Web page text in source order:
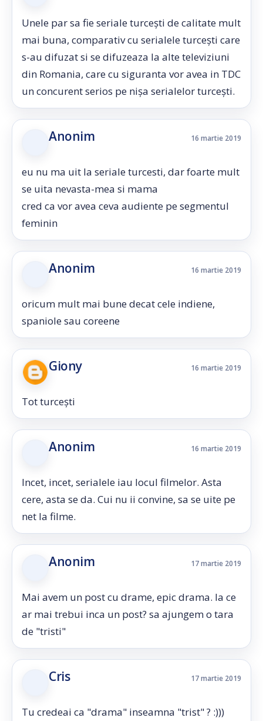
Unele par sa fie seriale turcești de calitate mult
mai buna, comparativ cu serialele turcești care
s-au difuzat si se difuzeaza la alte televiziuni
din Romania, care cu siguranta vor avea in TDC
un concurent serios pe nișa serialelor turcești.
Anonim 16 martie 2019
eu nu ma uit la seriale turcesti, dar foarte mult
se uita nevasta-mea si mama
cred ca vor avea ceva audiente pe segmentul
feminin
Anonim 16 martie 2019
oricum mult mai bune decat cele indiene,
spaniole sau coreene
Giony 16 martie 2019
Tot turcești
Anonim 16 martie 2019
Incet, incet, serialele iau locul filmelor. Asta
cere, asta se da. Cui nu ii convine, sa se uite pe
net la filme.
Anonim 17 martie 2019
Mai avem un post cu drame, epic drama. la ce
ar mai trebui inca un post? sa ajungem o tara
de "tristi"
Cris 17 martie 2019
Tu credeai ca "drama" inseamna "trist" ? :)))